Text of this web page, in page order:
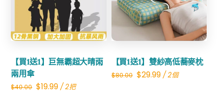
【買1送1】巨無霸超大晴雨
兩用傘
$40.00 Original
$19.99Current
/ 2把
Share
【買1送1】雙紗高低蕎麥枕
$80.00 Original
$29.99Current
/ 2個
Share